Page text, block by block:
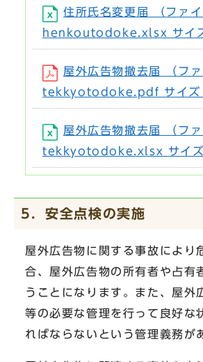
住所氏名変更届 （ファイ
henkoutodoke.xlsx サイ
屋外広告物撤去届 （ファ
tekkyotodoke.pdf サイズ
屋外広告物撤去届 （ファ
tekkyotodoke.xlsx サイズ
5．安全点検の実施
屋外広告物に関する事故により
合、屋外広告物の所有者や占有
うことになります。また、屋外
等の必要な管理を行って良好な
ればならないという管理義務が